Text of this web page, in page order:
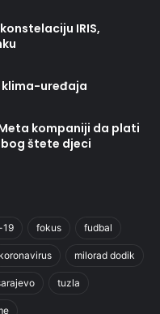
IRIS,
uređaja
kompaniji da plati
štete djeci
19 fokus fudbal
koronavirus milorad dodik
tuzla